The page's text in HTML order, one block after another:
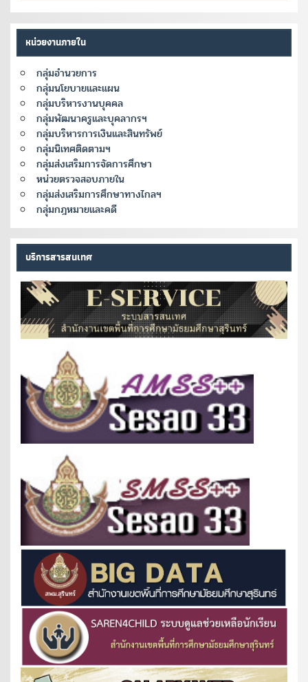
หน่วยงานภายใน
กลุ่มอำนวยการ
กลุ่มนโยบายและแผน
กลุ่มบริหารงานบุคคล
กลุ่มพัฒนาครูและบุคลากรฯ
กลุ่มบริหารการเงินและสินทรัพย์
กลุ่มนิเทศติดตามฯ
กลุ่มส่งเสริมการจัดการศึกษา
หน่วยตรวจสอบภายใน
กลุ่มส่งเสริมการศึกษาทางไกลฯ
กลุ่มกฎหมายและคดี
บริการสารสนเทศ